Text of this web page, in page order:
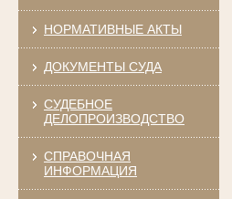
НОРМАТИВНЫЕ АКТЫ
ДОКУМЕНТЫ СУДА
СУДЕБНОЕ
ДЕЛОПРОИЗВОДСТВО
СПРАВОЧНАЯ
ИНФОРМАЦИЯ